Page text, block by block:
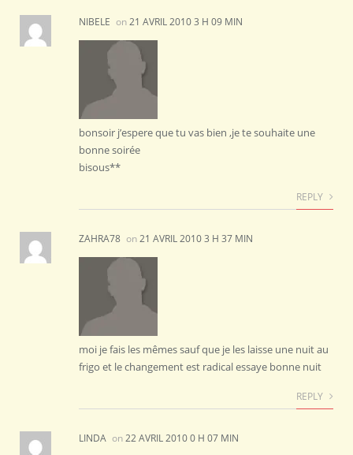
NIBELE on21 AVRIL 2010 3 H 09 MIN
bonsoir j’espere que tu vas bien ,je te souhaite une
bonne soirée
bisous**
REPLY
ZAHRA78 on21 AVRIL 2010 3 H 37 MIN
moi je fais les mêmes sauf que je les laisse une nuit au
frigo et le changement est radical essaye bonne nuit
REPLY
LINDA on22 AVRIL 2010 0 H 07 MIN